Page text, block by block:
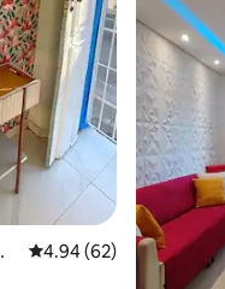
価
レビュー62件、5つ星中
4.94 (62)